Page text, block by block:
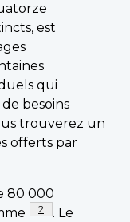
est
qui
besoins
trouverez un
offerts par
80 000
Note de page
2
. Le